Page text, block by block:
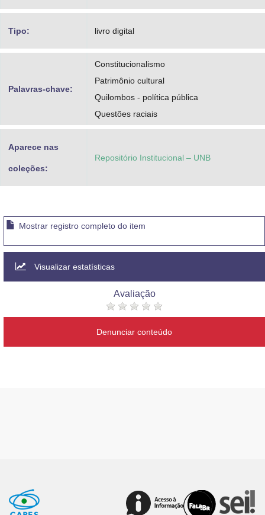
Tipo: livro digital
Palavras-chave:
Constitucionalismo
Patrimônio cultural
Quilombos - política pública
Questões raciais
Aparece nas
coleções:
Repositório Institucional – UNB
Mostrar registro completo do item
Visualizar estatísticas
Avaliação
Denunciar conteúdo